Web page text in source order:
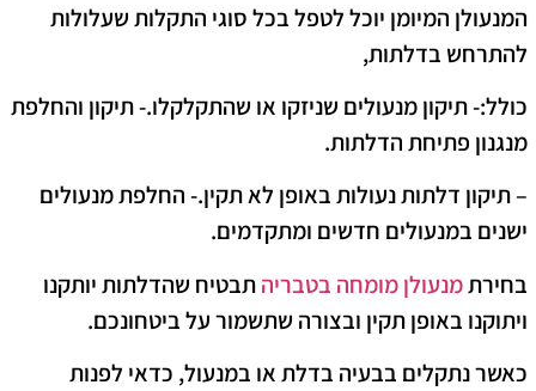
המנעולן המיומן יוכל לטפל בכל סוגי התקלות שעלולות
להתרחש בדלתות,
כולל:- תיקון מנעולים שניזקו או שהתקלקלו.- תיקון והחלפת
מנגנון פתיחת הדלתות.
– תיקון דלתות נעולות באופן לא תקין.- החלפת מנעולים
ישנים במנעולים חדשים ומתקדמים.
בחירתמנעולן מומחה בטבריהתבטיח שהדלתות יותקנו
ויתוקנו באופן תקין ובצורה שתשמור על ביטחונכם.
כאשר נתקלים בבעיה בדלת או במנעול, כדאי לפנות